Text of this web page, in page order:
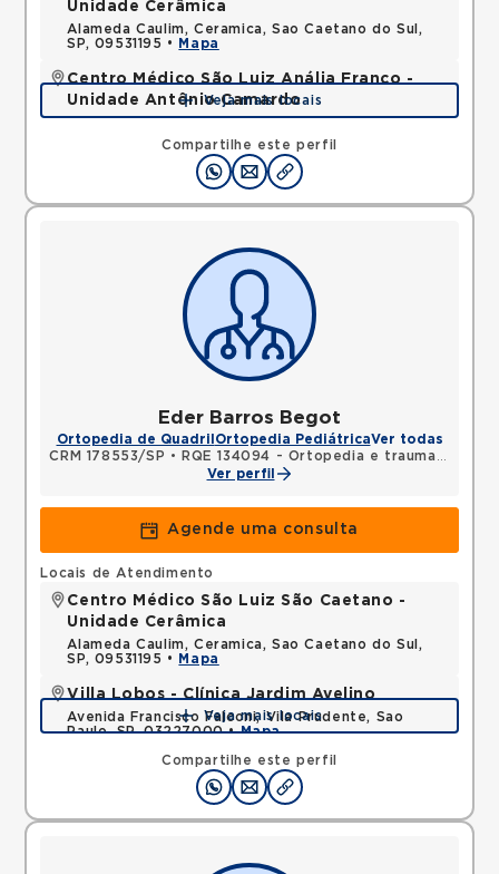
Compartilhe este perfil
Unidade Cerâmica
Alameda Caulim, Ceramica, Sao Caetano do Sul,
SP, 09531195 •
Mapa
Centro Médico São Luiz Anália Franco -
Unidade Antônio Camardo
Rua Antonio Camardo, Tatuape, Sao Paulo, SP,
Mapa
Veja mais locais
Eder Barros Begot
Ortopedia de Quadril Ortopedia PediátricaVer todas
CRM 178553/SP •
RQE 134094 - Ortopedia e traumatologia
Ver perfil
Agende uma consulta
Compartilhe este perfil
Locais de Atendimento
Centro Médico São Luiz São Caetano -
Unidade Cerâmica
Alameda Caulim, Ceramica, Sao Caetano do Sul,
SP, 09531195 •
Mapa
Villa Lobos - Clínica Jardim Avelino
Avenida Francisco Falconi, Vila Prudente, Sao
Paulo, SP, 03227000 •Mapa
Veja mais locais